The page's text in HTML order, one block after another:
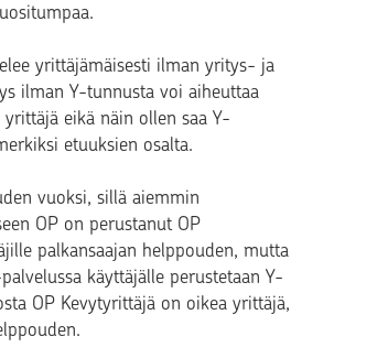
yrittäjämäisesti ilman yritys- ja
ilman Y-tunnusta voi aiheuttaa
eikä näin ollen saa Y-
etuuksien osalta.
vuoksi, sillä aiemmin
OP on perustanut OP
palkansaajan helppouden, mutta
käyttäjälle perustetaan Y-
OP Kevytyrittäjä on oikea yrittäjä,